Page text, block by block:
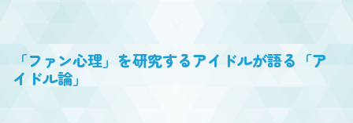
「ファン心理」を研究するアイドルが語る「ア
イドル論」